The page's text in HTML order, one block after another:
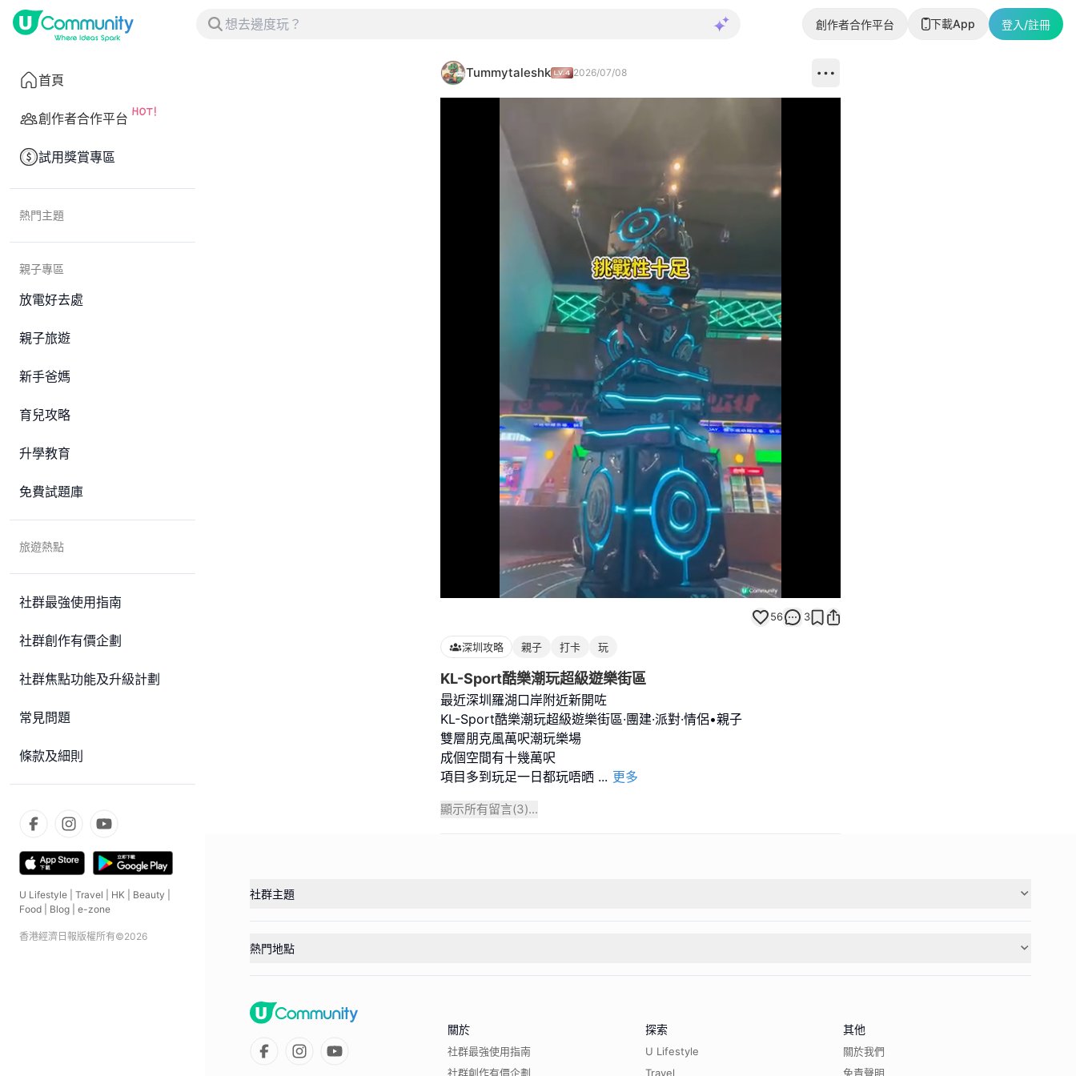
創作者合作平台 下載App 登入/註冊
首頁
創作者合作平台
試用獎賞專區
熱門主題
親子專區
放電好去處
親子旅遊
新手爸媽
育兒攻略
升學教育
免費試題庫
旅遊熱點
社群最強使用指南
社群創作有價企劃
社群焦點功能及升級計劃
常見問題
條款及細則
U Lifestyle Travel HK Beauty
Food
Blog e-zone
香港經濟日報版權所有©2026
Tummytaleshk 2026/07/08
100.00%
56 3
深圳攻略 親子 打卡 玩
KL-Sport酷樂潮玩超級遊樂街區
最近深圳羅湖口岸附近新開咗
KL-Sport酷樂潮玩超級遊樂街區·團建·派對·情侶•親子
雙層朋克風萬呎潮玩樂場
成個空間有十幾萬呎
項目多到玩足一日都玩唔晒 ... 更多
顯示所有留言(3)...
社群主題
熱門地點
關於
社群最強使用指南
社群創作有價企劃
探索
U Lifestyle
Travel
其他
關於我們
免責聲明